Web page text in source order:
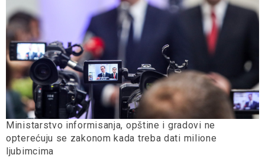
Ministarstvo informisanja, opštine i gradovi ne
opterećuju se zakonom kada treba dati milione
ljubimcima